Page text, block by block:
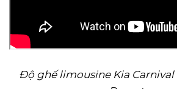
Độ ghế limousine Kia Carnival